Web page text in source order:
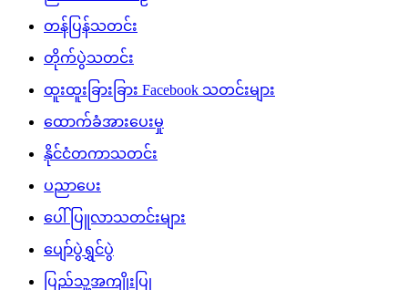
တန်ပြန်သတင်း
တိုက်ပွဲသတင်း
ထူးထူးခြားခြား Facebook သတင်းများ
ထောက်ခံအားပေးမှု
နိုင်ငံတကာသတင်း
ပညာပေး
ပေါ်ပြူလာသတင်းများ
ပျော်ပွဲရွှင်ပွဲ
ပြည်သူ့အကျိုးပြု